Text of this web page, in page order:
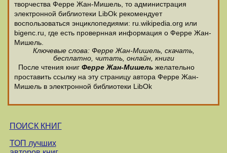
творчества Ферре Жан-Мишель, то администрация
электронной библиотеки LibOk рекомендует
воспользоваться энциклопедиями: ru.wikipedia.org или
bigenc.ru, где есть провернная информация о Ферре Жан-
Мишель.
Ключевые слова: Ферре Жан-Мишель, скачать,
бесплатно, читать, онлайн, книги
После чтения книг Ферре Жан-Мишель желательно
проставить ссылку на эту страницу автора Ферре Жан-
Мишель в электронной библиотеки LibOk
ПОИСК КНИГ
ТОП лучших